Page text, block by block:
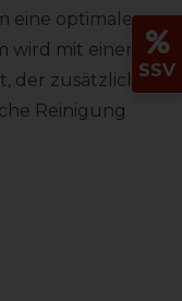
eine optimale
wird mit einem
der zusätzlichen
Reinigung
SSV